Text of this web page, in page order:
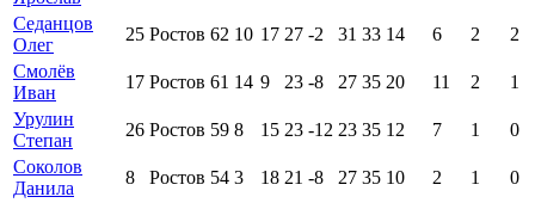
Седанцов
Олег
25 Ростов 62 10 17 27 -2 31 33 14 6 2
2
Смолёв
Иван
17 Ростов 61 14 9 23 -8 27 35 20 11 2
1
Урулин
Степан
26 Ростов 59 8 15 23 -12 23 35 12 7 1
0
Соколов
Данила
8 Ростов 54 3 18 21 -8 27 35 10 2 1
0